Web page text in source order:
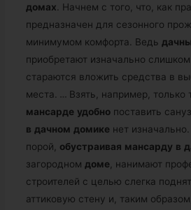
домах . Начнем с того, что, как
предназначен для сезонного
минимумом комфорта. Ведь
приобретают изначально
стараются вложить средства в
места.
… Взять, например, только
мансарде удобнопоставить
в дачном домике нет изначально.
порой, обустраивая мансарду в
загородном доме , нанимают
строителей с целью слегка
аттиковую стену и, таким